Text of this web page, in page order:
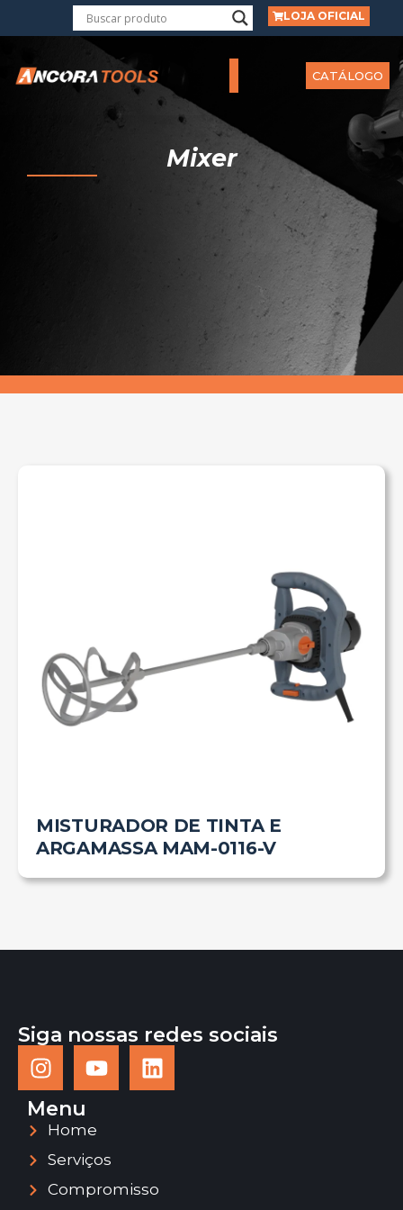
LOJA OFICIAL
CATÁLOGO
Mixer
MISTURADOR DE TINTA E
ARGAMASSA MAM-0116-V
Siga nossas redes sociais
Menu
Home
Serviços
Compromisso